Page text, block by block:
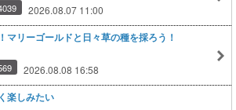
2026.08.07 11:00
マリーゴールドと日々草の種を採ろう！
2026.08.08 16:58
楽しみたい